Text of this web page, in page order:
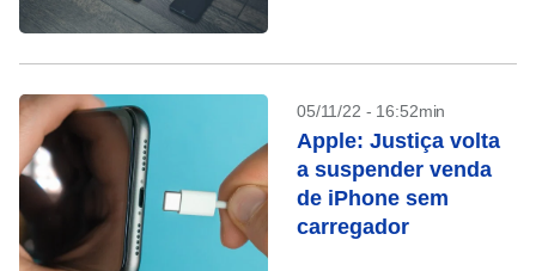
05/11/22 - 16:52min
Apple: Justiça volta
a suspender venda
de iPhone sem
carregador